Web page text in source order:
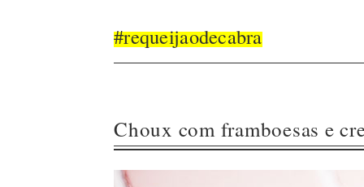
#requeijaodecabra
Choux com framboesas e